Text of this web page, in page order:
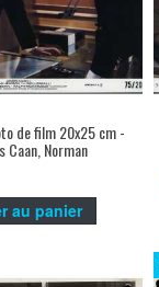
de film 20x25 cm -
Caan, Norman
au panier